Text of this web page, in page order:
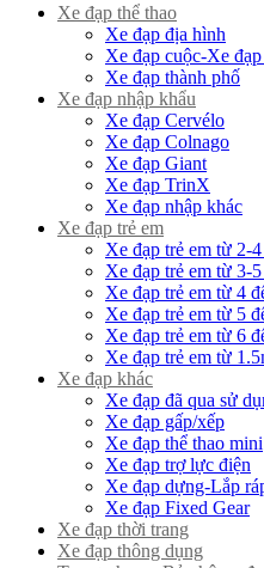
Xe đạp thể thao
Xe đạp địa hình
Xe đạp cuộc-Xe đạp
Xe đạp thành phố
Xe đạp nhập khẩu
Xe đạp Cervélo
Xe đạp Colnago
Xe đạp Giant
Xe đạp TrinX
Xe đạp nhập khác
Xe đạp trẻ em
Xe đạp trẻ em từ 2-
Xe đạp trẻ em từ 3-
Xe đạp trẻ em từ 4
Xe đạp trẻ em từ 5
Xe đạp trẻ em từ 6
Xe đạp trẻ em từ
Xe đạp khác
Xe đạp đã qua sử
Xe đạp gấp/xếp
Xe đạp thể thao mini
Xe đạp trợ lực điện
Xe đạp dựng-Lắp
Xe đạp Fixed Gear
Xe đạp thời trang
Xe đạp thông dụng